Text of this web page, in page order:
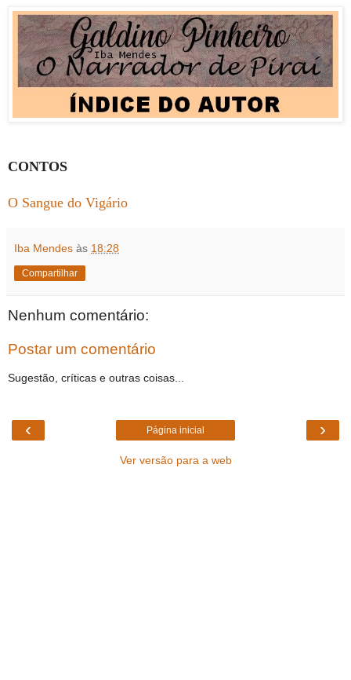
CONTOS
O Sangue do Vigário
Iba Mendes às 18:28
Compartilhar
Nenhum comentário:
Postar um comentário
Sugestão, críticas e outras coisas...
‹ ›
Página inicial
Ver versão para a web